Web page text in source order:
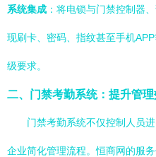
系统集成 ：将电锁与门禁控制器
现刷卡、密码、指纹甚至手机
级要求。
二、门禁考勤系统：提升管
门禁考勤系统不仅控制人员
企业简化管理流程。恒商网的服务